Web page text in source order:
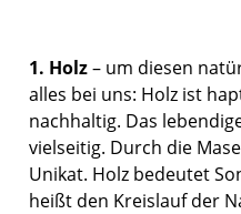
1. Holz– um diesen
alles bei uns: Holz ist
nachhaltig. Das
vielseitig. Durch die
Unikat. Holz bedeutet
heißt den Kreislauf der